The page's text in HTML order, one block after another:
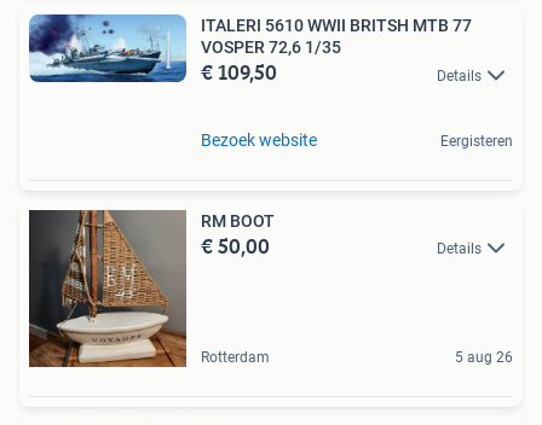
ITALERI 5610 WWII BRITSH MTB 77
VOSPER 72,6 1/35
€ 109,50 Details
Bezoek website Eergisteren
RM BOOT
€ 50,00 Details
Rotterdam 5 aug 26